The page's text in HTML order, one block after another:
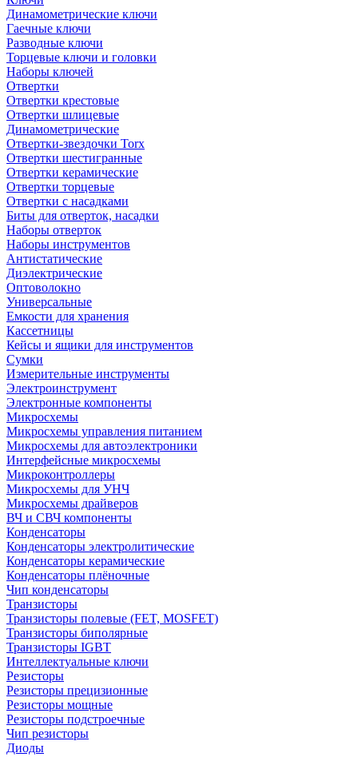
Динамометрические ключи
Гаечные ключи
Разводные ключи
Торцевые ключи и головки
Наборы ключей
Отвертки
Отвертки крестовые
Отвертки шлицевые
Динамометрические
Отвертки-звездочки Torx
Отвертки шестигранные
Отвертки керамические
Отвертки торцевые
Отвертки с насадками
Биты для отверток, насадки
Наборы отверток
Наборы инструментов
Антистатические
Диэлектрические
Оптоволокно
Универсальные
Емкости для хранения
Кассетницы
Кейсы и ящики для инструментов
Сумки
Измерительные инструменты
Электроинструмент
Электронные компоненты
Микросхемы
Микросхемы управления питанием
Микросхемы для автоэлектроники
Интерфейсные микросхемы
Микроконтроллеры
Микросхемы для УНЧ
Микросхемы драйверов
ВЧ и СВЧ компоненты
Конденсаторы
Конденсаторы электролитические
Конденсаторы керамические
Конденсаторы плёночные
Чип конденсаторы
Транзисторы
Транзисторы полевые (FET, MOSFET)
Транзисторы биполярные
Транзисторы IGBT
Интеллектуальные ключи
Резисторы
Резисторы прецизионные
Резисторы мощные
Резисторы подстроечные
Чип резисторы
Диоды